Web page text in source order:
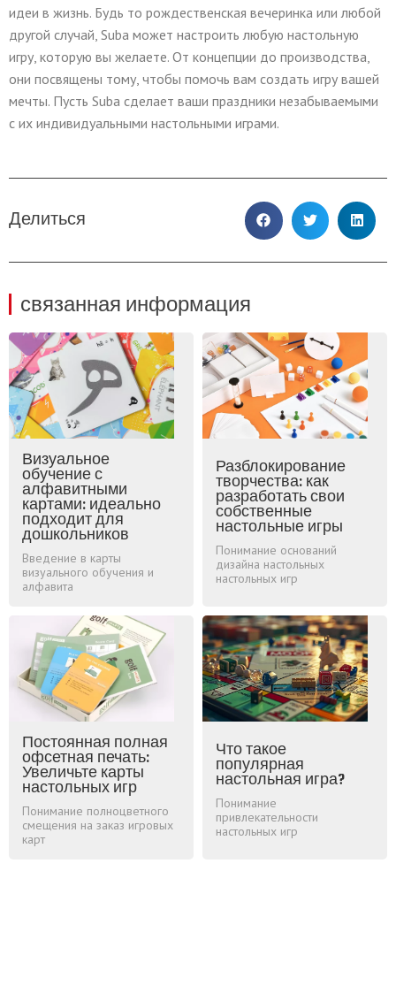
идеи в жизнь. Будь то рождественская вечеринка или любой
другой случай, Suba может настроить любую настольную
игру, которую вы желаете. От концепции до производства,
они посвящены тому, чтобы помочь вам создать игру вашей
мечты. Пусть Suba сделает ваши праздники незабываемыми
с их индивидуальными настольными играми.
Делиться
связанная информация
Визуальное
обучение с
алфавитными
картами: идеально
подходит для
дошкольников
Введение в карты
визуального обучения и
алфавита
Разблокирование
творчества: как
разработать свои
собственные
настольные игры
Понимание оснований
дизайна настольных
настольных игр
Постоянная полная
офсетная печать:
Увеличьте карты
настольных игр
Понимание полноцветного
смещения на заказ игровых
карт
Что такое
популярная
настольная игра?
Понимание
привлекательности
настольных игр